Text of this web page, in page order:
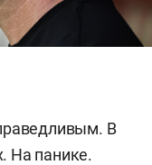
В
На панике.